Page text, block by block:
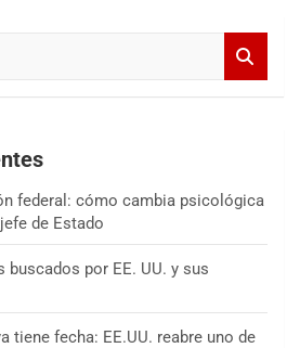
federal: cómo cambia psicológica
de Estado
buscados por EE. UU. y sus
tiene fecha: EE.UU. reabre uno de